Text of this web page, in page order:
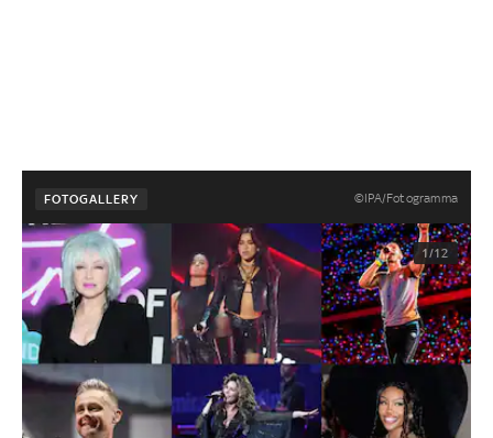
FOTOGALLERY ©IPA/Fotogramma
1/12